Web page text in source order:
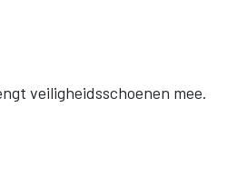
veiligheidsschoenen mee.